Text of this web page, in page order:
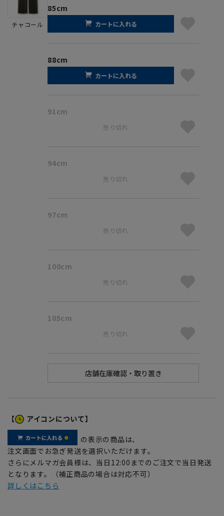
チャコール
85cm
カートに入れる
88cm
カートに入れる
91cm
売り切れ
94cm
売り切れ
97cm
売り切れ
100cm
売り切れ
105cm
売り切れ
【 アイコンについて】
の表示の商品は、
注文画面でお急ぎ発送を選択いただけます。
さらにメルマガ会員様は、当日12:00までのご注文で当日発送
となります。（補正商品の場合は対応不可）
詳しくはこちら